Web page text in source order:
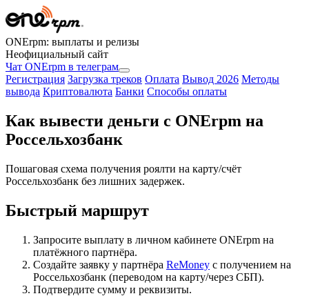
ONErpm: выплаты и релизы
Неофициальный сайт
Чат ONErpm в телеграм
Регистрация Загрузка треков Оплата Вывод 2026 Методы
вывода Криптовалюта Банки Способы оплаты
Как вывести деньги с ONErpm на
Россельхозбанк
Пошаговая схема получения роялти на карту/счёт
Россельхозбанк без лишних задержек.
Быстрый маршрут
Запросите выплату в личном кабинете ONErpm на
платёжного партнёра.
Создайте заявку у партнёра ReMoney с получением на
Россельхозбанк (переводом на карту/через СБП).
Подтвердите сумму и реквизиты.